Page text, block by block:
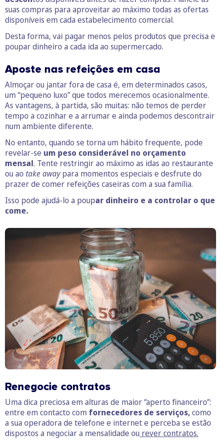
suas compras para aproveitar ao máximo todas as ofertas
disponíveis em cada estabelecimento comercial.
Desta forma, vai pagar menos pelos produtos que precisa e
poupar dinheiro a cada ida ao supermercado.
Aposte nas refeições em casa
Almoçar ou jantar fora de casa é, em determinados casos,
um “pequeno luxo” que todos merecemos ocasionalmente.
As vantagens, à partida, são muitas: não temos de perder
tempo a cozinhar e a arrumar e ainda podemos descontrair
num ambiente diferente.
No entanto, quando se torna um hábito frequente, pode
revelar-se um peso considerável no orçamento
mensal. Tente restringir ao máximo as idas ao restaurante
ou ao take awaypara momentos especiais e desfrute do
prazer de comer refeições caseiras com a sua família.
Isso pode ajudá-lo a poupar dinheiro e a controlar o que
come.
Renegocie contratos
Uma dica preciosa em alturas de maior “aperto financeiro”:
entre em contacto com fornecedores de serviços,como
a sua operadora de telefone e internet e perceba se estão
dispostos a negociar a mensalidade ou rever contratos.